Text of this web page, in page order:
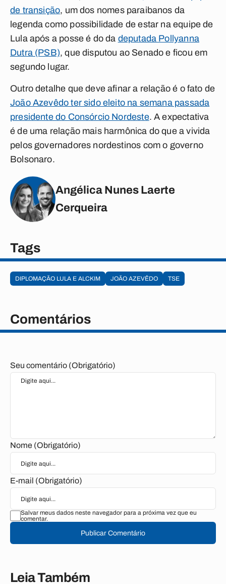
de transição, um dos nomes paraibanos da
legenda como possibilidade de estar na equipe de
Lula após a posse é do da deputada Pollyanna
Dutra (PSB), que disputou ao Senado e ficou em
segundo lugar.
Outro detalhe que deve afinar a relação é o fato de
João Azevêdo ter sido eleito na semana passada
presidente do Consórcio Nordeste. A expectativa
é de uma relação mais harmônica do que a vivida
pelos governadores nordestinos com o governo
Bolsonaro.
Angélica Nunes Laerte
Cerqueira
Tags
DIPLOMAÇÃO LULA E ALCKIM JOÃO AZEVÊDO TSE
Comentários
Seu comentário (Obrigatório)
Nome (Obrigatório)
E-mail (Obrigatório)
Salvar meus dados neste navegador para a próxima vez que eu
comentar.
Publicar Comentário
Leia Também